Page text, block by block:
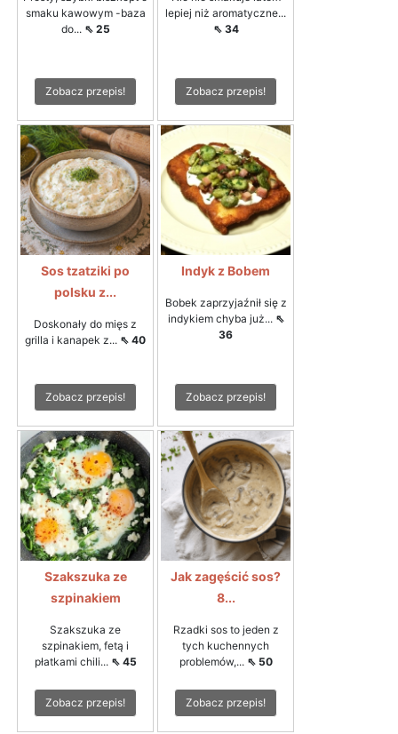
smaku kawowym -baza
do... ⇖ 25
Zobacz przepis!
lepiej niż aromatyczne...
⇖ 34
Zobacz przepis!
Sos tzatziki po
polsku z...
Doskonały do mięs z
grilla i kanapek z... ⇖ 40
Zobacz przepis!
Indyk z Bobem
Bobek zaprzyjaźnił się z
indykiem chyba już... ⇖
36
Zobacz przepis!
Szakszuka ze
szpinakiem
Szakszuka ze
szpinakiem, fetą i
płatkami chili... ⇖ 45
Zobacz przepis!
Jak zagęścić sos?
8...
Rzadki sos to jeden z
tych kuchennych
problemów,... ⇖ 50
Zobacz przepis!